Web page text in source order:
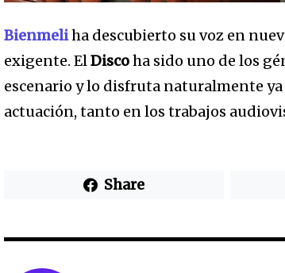
Bienmeliha descubierto su voz en
exigente. ElDiscoha sido uno de los
escenario y lo disfruta naturalmente
actuación, tanto en los trabajos
Share